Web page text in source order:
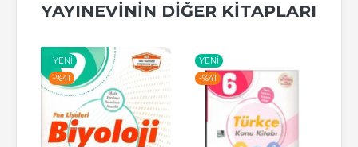
YAYINEVININ DIĞER KITAPLARI
YENI
-%41
YENI
-%41